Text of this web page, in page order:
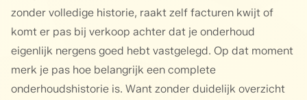
zonder volledige historie, raakt zelf facturen kwijt of
komt er pas bij verkoop achter dat je onderhoud
eigenlijk nergens goed hebt vastgelegd. Op dat moment
merk je pas hoe belangrijk een complete
onderhoudshistorie is. Want zonder duidelijk overzicht